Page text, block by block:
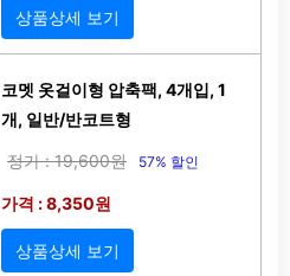
상품상세 보기
코멧 옷걸이형 압축팩, 4개입, 1
개, 일반/반코트형
정가 : 19,600원 57% 할인
가격 : 8,350원
상품상세 보기